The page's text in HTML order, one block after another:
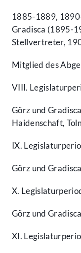
1885-1889,
Gradisca (1895-
Stellvertreter,
Mitglied des
VIII.
Görz und
Haidenschaft,
IX.
Görz und
X.
Görz und
XI.